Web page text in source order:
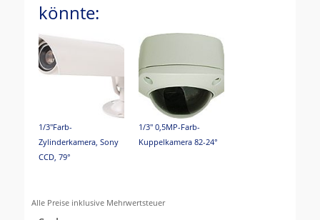
könnte:
1/3"Farb-
Zylinderkamera, Sony
CCD, 79°
1/3" 0,5MP-Farb-
Kuppelkamera 82-24°
Alle Preise inklusive Mehrwertsteuer